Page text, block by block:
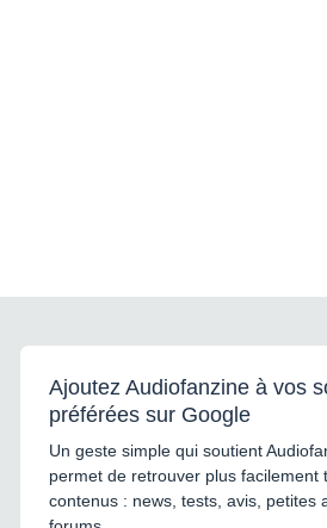
Ajoutez Audiofanzine à vos
préférées sur Google
Un geste simple qui soutient
permet de retrouver plus facilement
contenus : news, tests, avis, petites